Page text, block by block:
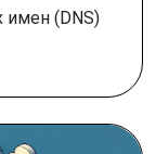
(DNS)